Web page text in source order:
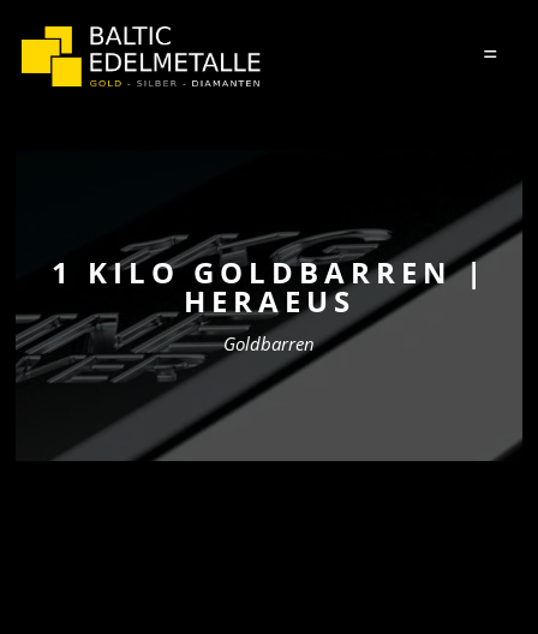
=
1 KILO GOLDBARREN |
HERAEUS
Goldbarren